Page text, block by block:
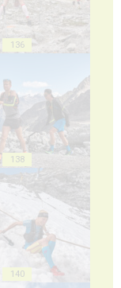
136
138
140